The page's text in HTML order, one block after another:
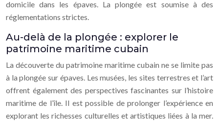
domicile dans les épaves. La plongée est soumise à des
réglementations strictes.
Au-delà de la plongée : explorer le
patrimoine maritime cubain
La découverte du patrimoine maritime cubain ne se limite pas
à la plongée sur épaves. Les musées, les sites terrestres et l’art
offrent également des perspectives fascinantes sur l’histoire
maritime de l’île. Il est possible de prolonger l’expérience en
explorant les richesses culturelles et artistiques liées à la mer.